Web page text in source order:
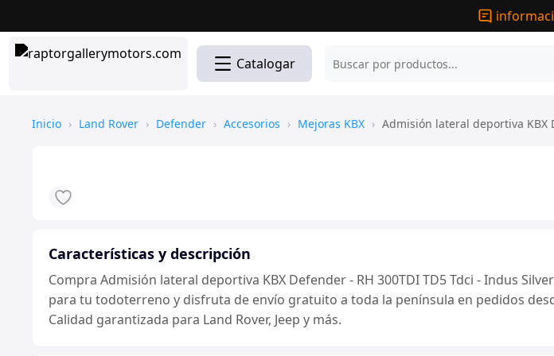
Catalogar
Inicio › Land Rover › Defender › Accesorios › Mejoras KBX › Admisión lateral deportiva KBX
Características y descripción
Compra Admisión lateral deportiva KBX Defender - RH 300TDI TD5 Tdci - Indus
para tu todoterreno y disfruta de envío gratuito a toda la península en pedidos
Calidad garantizada para Land Rover, Jeep y más.